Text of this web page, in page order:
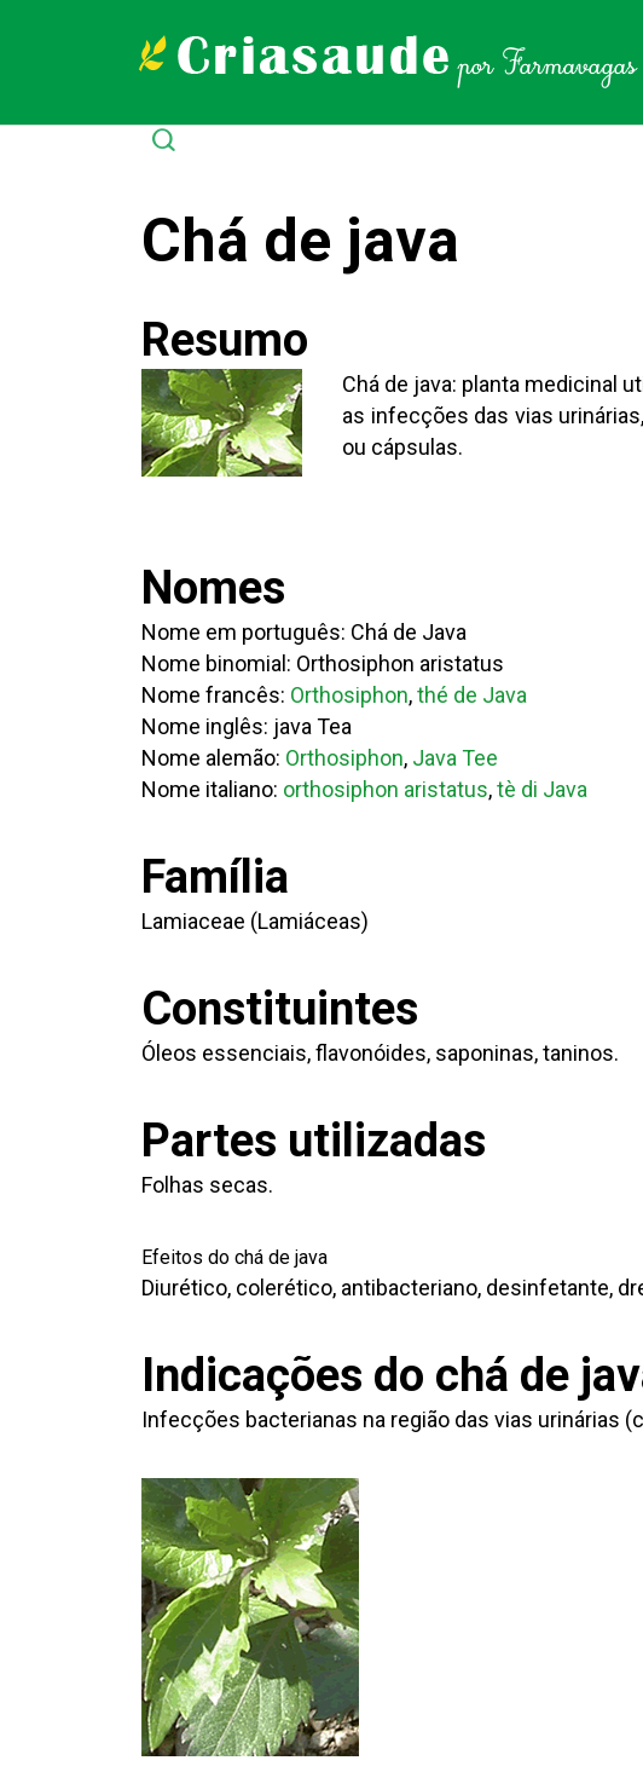
Chá de java
Resumo
Chá de java: planta medicinal
as infecções das vias
ou cápsulas.
Nomes
Nome em português: Chá de Java
Nome binomial: Orthosiphon aristatus
Nome francês: Orthosiphon,thé de Java
Nome inglês: java Tea
Nome alemão: Orthosiphon, Java Tee
Nome italiano: orthosiphon aristatus,tè di Java
Família
Lamiaceae (Lamiáceas)
Constituintes
Óleos essenciais, flavonóides, saponinas, taninos.
Partes utilizadas
Folhas secas.
Efeitos do chá de java
Diurético, colerético, antibacteriano, desinfetante,
Indicações do chá de
Infecções bacterianas na região das vias urinárias